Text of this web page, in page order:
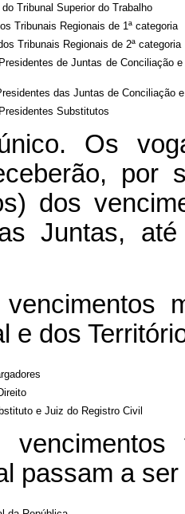
do Tribunal Superior do Trabalho
Tribunais Regionais de 1ª categoria
Tribunais Regionais de 2ª categoria
de Juntas de Conciliação
das Juntas de Conciliação
Substitutos
Os
por
dos
Juntas,
e dos
e Juiz do Registro Civil
passam a